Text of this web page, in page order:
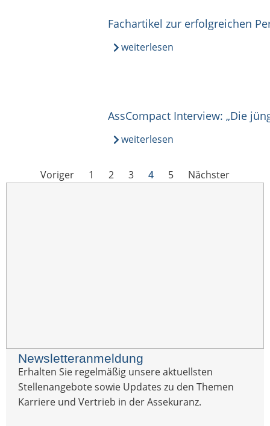
Fachartikel zur erfolgreichen
weiterlesen
AssCompact Interview: „Die
weiterlesen
Voriger 1 2 3 4 5 Nächster
Newsletteranmeldung
Erhalten Sie regelmäßig unsere aktuellsten
Stellenangebote sowie Updates zu den Themen
Karriere und Vertrieb in der Assekuranz.